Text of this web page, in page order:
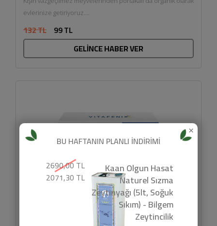
evlerinize getiriyoruz....
132 TL 99 TL
GELİNCE HABER VER
×
BU HAFTANIN PLANLI İNDİRİMİ
2690,00 TL
2071,30 TL
Kaan Olgun Hasat
Naturel Sızma
Zeytinyağı (5lt, Soğuk
Sıkım) - Bilgem
Zeytincilik